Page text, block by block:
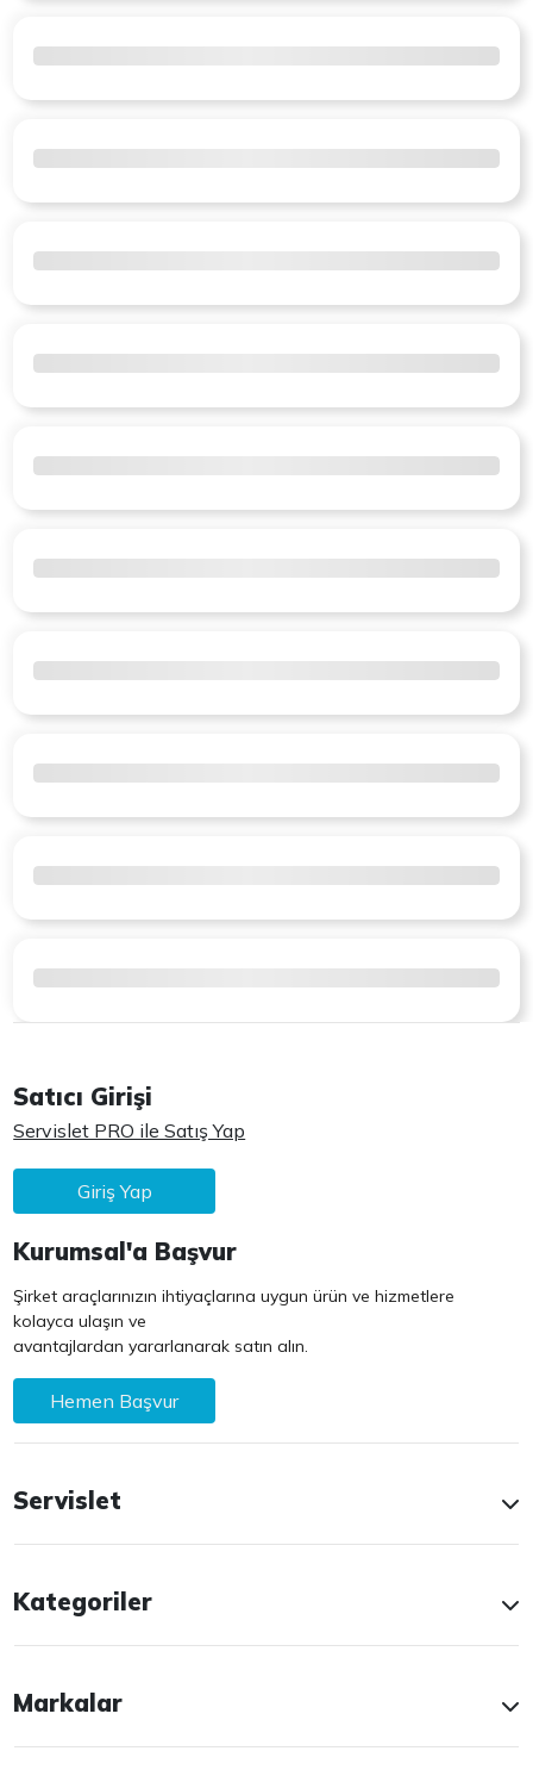
Satıcı Girişi
Servislet PRO ile Satış Yap
Giriş Yap
Kurumsal'a Başvur
Şirket araçlarınızın ihtiyaçlarına uygun ürün ve hizmetlere
kolayca ulaşın ve
avantajlardan yararlanarak satın alın.
Hemen Başvur
Servislet
Kategoriler
Markalar